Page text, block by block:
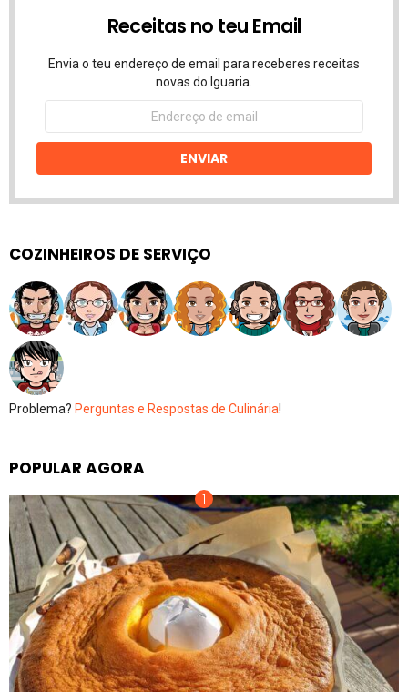
Receitas no teu Email
Envia o teu endereço de email para receberes receitas
novas do Iguaria.
Endereço
email
ENVIAR
COZINHEIROS DE SERVIÇO
Problema? Perguntas e Respostas de Culinária!
POPULAR AGORA